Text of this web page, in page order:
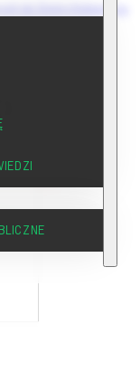
do Gminy Kobierzyce